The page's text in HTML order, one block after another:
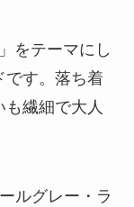
をテーマにし
です。落ち着
繊細で大人
ルグレー・ラ